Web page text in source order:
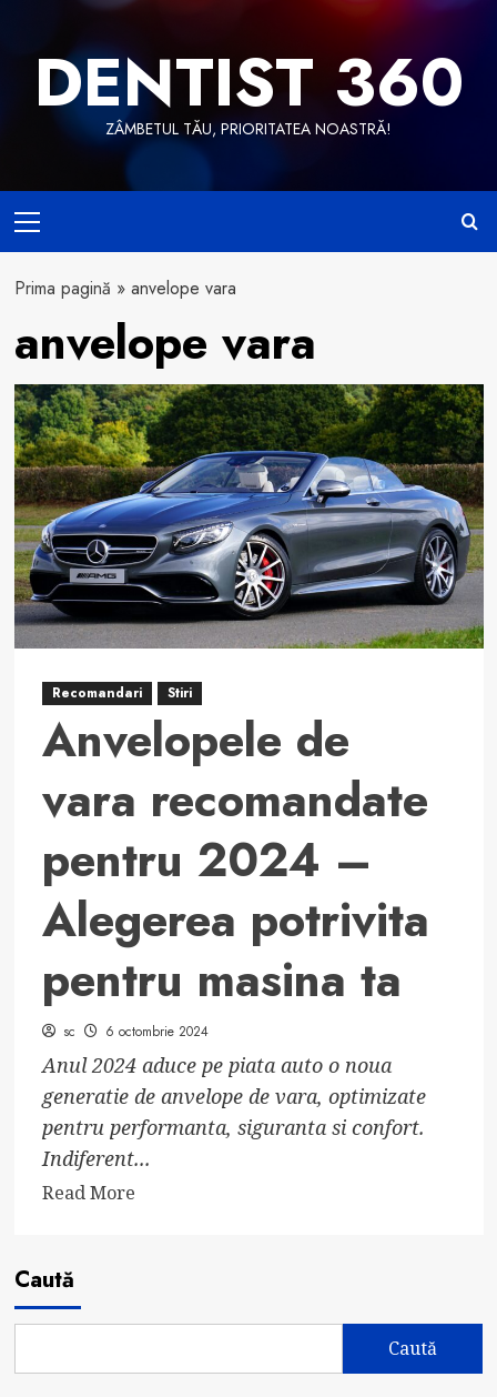
contentDENTIST 360
ZÂMBETUL TĂU, PRIORITATEA NOASTRĂ!
Menu
Prima pagină » anvelope vara
anvelope vara
Recomandari Stiri
Anvelopele de
vara recomandate
pentru 2024 –
Alegerea potrivita
pentru masina ta
sc 6 octombrie 2024
Anul 2024 aduce pe piata auto o noua
generatie de anvelope de vara, optimizate
pentru performanta, siguranta si confort.
Indiferent...
Read MoreRead
vara
Caută
Caută